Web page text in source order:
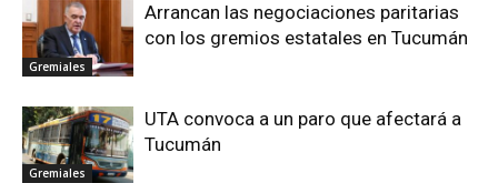
Gremiales
Arrancan las negociaciones paritarias
con los gremios estatales en Tucumán
Gremiales
UTA convoca a un paro que afectará a
Tucumán